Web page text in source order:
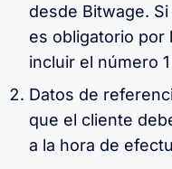
desde Bitwage.
es obligatorio por
incluir el número
Datos de
que el cliente
a la hora de